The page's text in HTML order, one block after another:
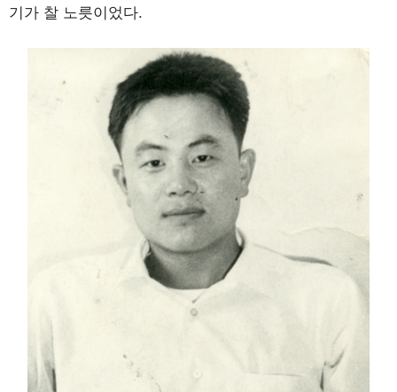
기가 찰 노릇이었다.